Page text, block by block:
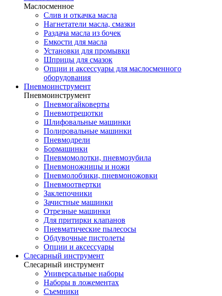
Маслосменное
Слив и откачка масла
Нагнетатели масла, смазки
Раздача масла из бочек
Емкости для масла
Установки для промывки
Шприцы для смазок
Опции и аксессуары для маслосменного
оборудования
Пневмоинструмент
Пневмоинструмент
Пневмогайковерты
Пневмотрещотки
Шлифовальные машинки
Полировальные машинки
Пневмодрели
Бормашинки
Пневмомолотки, пневмозубила
Пневмоножницы и ножи
Пневмолобзики, пневмоножовки
Пневмоотвертки
Заклепочники
Зачистные машинки
Отрезные машинки
Для притирки клапанов
Пневматические пылесосы
Обдувочные пистолеты
Опции и аксессуары
Слесарный инструмент
Слесарный инструмент
Универсальные наборы
Наборы в ложементах
Съемники